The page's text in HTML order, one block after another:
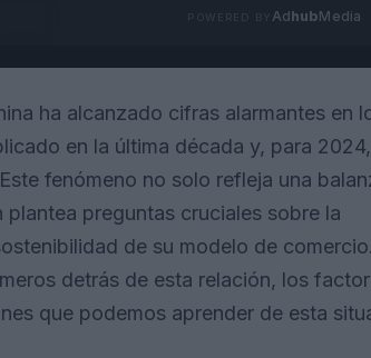
AdhubMedia
ha alcanzado cifras alarmantes en
en la última década y, para 2024,
fenómeno no solo refleja una
preguntas cruciales sobre la
de su modelo de
detrás de esta relación, los
que podemos aprender de esta